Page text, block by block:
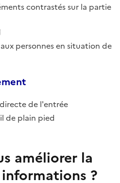
contrastés sur la partie
personnes en situation de
de l'entrée
de plain pied
améliorer la
?